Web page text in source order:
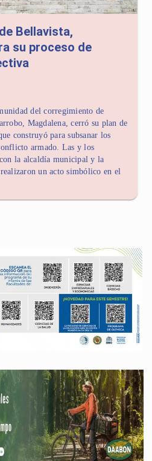
Bellavista,
su proceso de
del corregimiento de
Magdalena, cerró su plan de
construyó para subsanar los
armado. Las y los
la alcaldía municipal y la
un acto simbólico en el